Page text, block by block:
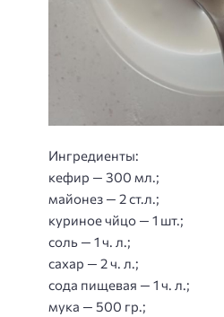
Ингредиенты:
кефир — 300 мл.;
майонез — 2 ст.л.;
куриное чйцо — 1 шт.;
соль — 1 ч. л.;
сахар — 2 ч. л.;
сода пищевая — 1 ч. л.;
мука — 500 гр.;